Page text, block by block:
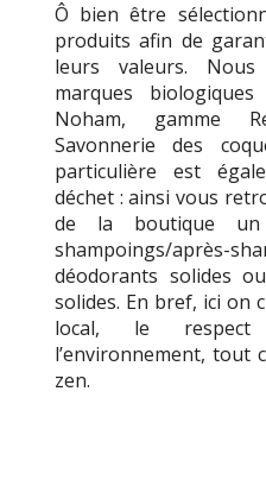
Ô bien être
produits afin de
leurs valeurs.
marques
Noham, gamme
Savonnerie des
particulière est
déchet : ainsi vous
de la boutique un
shampoings/
déodorants solides
solides. En bref, ici on
local, le
l’environnement, tout
zen.